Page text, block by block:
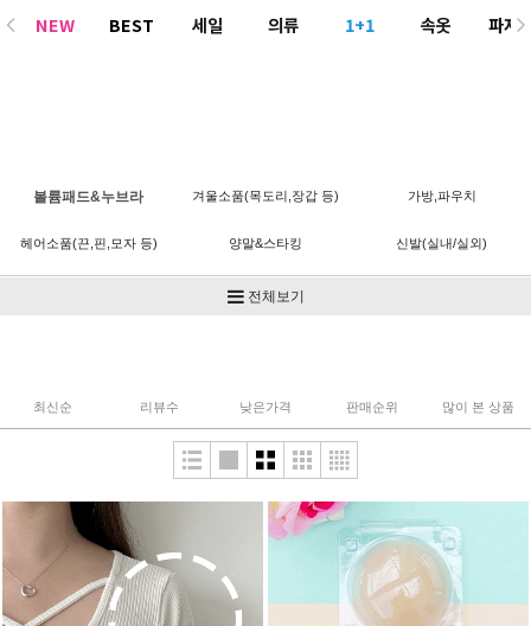
NEW BEST 세일 의류 1+1 속옷
파자
볼륨패드&누브라 겨울소품(목도리,장갑 등) 가방,파우치
헤어소품(끈,핀,모자 등) 양말&스타킹 신발(실내/실외)
전체보기
최신순 리뷰수 낮은가격 판매순위 많이 본 상품